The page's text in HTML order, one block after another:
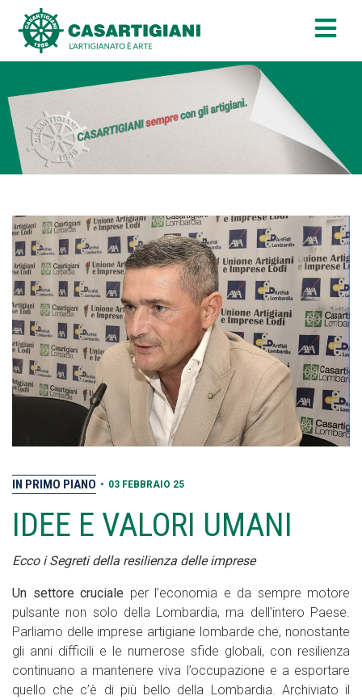
IN PRIMO PIANO • 03 FEBBRAIO 25
IDEE E VALORI UMANI
Ecco i Segreti della resilienza delle imprese
Un settore cruciale per l’economia e da sempre motore
pulsante non solo della Lombardia, ma dell’intero Paese.
Parliamo delle imprese artigiane lombarde che, nonostante
gli anni difficili e le numerose sfide globali, con resilienza
continuano a mantenere viva l’occupazione e a esportare
quello che c’è di più bello della Lombardia. Archiviato il